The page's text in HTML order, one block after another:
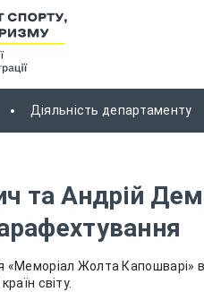
Діяльність департаменту
та Андрій
«Меморіал Жолта Капошварі»
світу.